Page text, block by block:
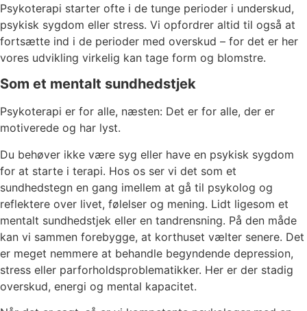
Psykoterapi starter ofte i de tunge perioder i underskud,
psykisk sygdom eller stress. Vi opfordrer altid til også at
fortsætte ind i de perioder med overskud – for det er her
vores udvikling virkelig kan tage form og blomstre.
Som et mentalt sundhedstjek
Psykoterapi er for alle, næsten: Det er for alle, der er
motiverede og har lyst.
Du behøver ikke være syg eller have en psykisk sygdom
for at starte i terapi. Hos os ser vi det som et
sundhedstegn en gang imellem at gå til psykolog og
reflektere over livet, følelser og mening. Lidt ligesom et
mentalt sundhedstjek eller en tandrensning. På den måde
kan vi sammen forebygge, at korthuset vælter senere. Det
er meget nemmere at behandle begyndende depression,
stress eller parforholdsproblematikker. Her er der stadig
overskud, energi og mental kapacitet.